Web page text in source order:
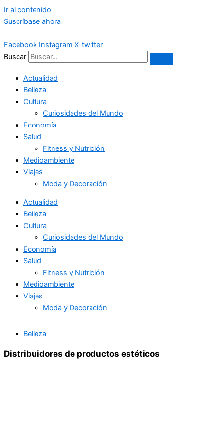
Ir al contenido
Suscríbase ahora
Facebook Instagram X-twitter
Buscar
Actualidad
Belleza
Cultura
Curiosidades del Mundo
Economía
Salud
Fitness y Nutrición
Medioambiente
Viajes
Moda y Decoración
Actualidad
Belleza
Cultura
Curiosidades del Mundo
Economía
Salud
Fitness y Nutrición
Medioambiente
Viajes
Moda y Decoración
Belleza
Distribuidores de productos estéticos